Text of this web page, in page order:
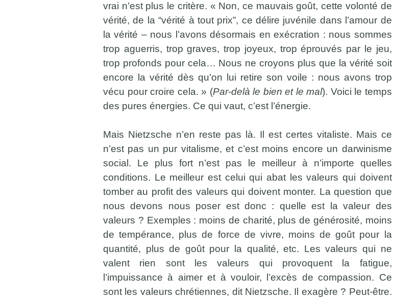
vrai n’est plus le critère. « Non, ce mauvais goût, cette volonté de
vérité, de la “vérité à tout prix”, ce délire juvénile dans l’amour de
la vérité – nous l’avons désormais en exécration : nous sommes
trop aguerris, trop graves, trop joyeux, trop éprouvés par le jeu,
trop profonds pour cela… Nous ne croyons plus que la vérité soit
encore la vérité dès qu’on lui retire son voile : nous avons trop
vécu pour croire cela. » (Par-delà le bien et le mal). Voici le temps
des pures énergies. Ce qui vaut, c’est l’énergie.
Mais Nietzsche n’en reste pas là. Il est certes vitaliste. Mais ce
n’est pas un pur vitalisme, et c’est moins encore un darwinisme
social. Le plus fort n’est pas le meilleur à n’importe quelles
conditions. Le meilleur est celui qui abat les valeurs qui doivent
tomber au profit des valeurs qui doivent monter. La question que
nous devons nous poser est donc : quelle est la valeur des
valeurs ? Exemples : moins de charité, plus de générosité, moins
de tempérance, plus de force de vivre, moins de goût pour la
quantité, plus de goût pour la qualité, etc. Les valeurs qui ne
valent rien sont les valeurs qui provoquent la fatigue,
l’impuissance à aimer et à vouloir, l’excès de compassion. Ce
sont les valeurs chrétiennes, dit Nietzsche. Il exagère ? Peut-être.